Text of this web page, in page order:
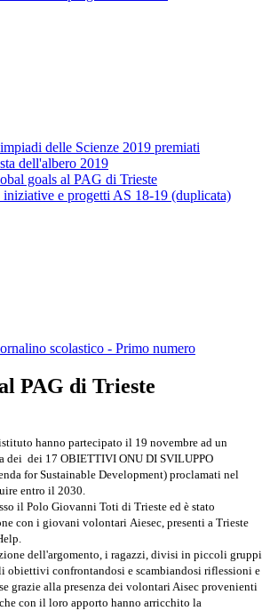
delle Scienze 2019 premiati
dell'albero 2019
goals al PAG di Trieste
e progetti AS 18-19 (duplicata)
scolastico - Primo numero
PAG di Trieste
hanno partecipato il 19 novembre ad un
dei dei 17 OBIETTIVI ONU DI SVILUPPO
for Sustainable Development) proclamati nel
entro il 2030.
il Polo Giovanni Toti di Trieste ed è stato
con i giovani volontari Aiesec, presenti a Trieste
dell'argomento, i ragazzi, divisi in piccoli gruppi
obiettivi confrontandosi e scambiandosi riflessioni e
grazie alla presenza dei volontari Aisec provenienti
con il loro apporto hanno arricchito la